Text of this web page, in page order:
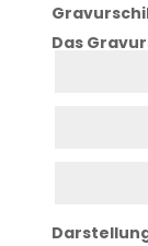
Das